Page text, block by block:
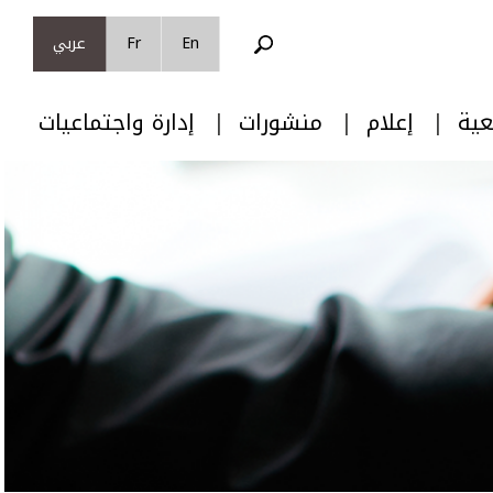
En
Fr عربي
إعلام منشورات إدارة واجتماعيات